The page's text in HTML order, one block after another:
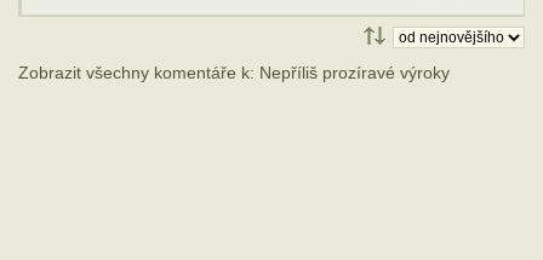
Zobrazit všechny komentáře k: Nepříliš prozíravé výroky